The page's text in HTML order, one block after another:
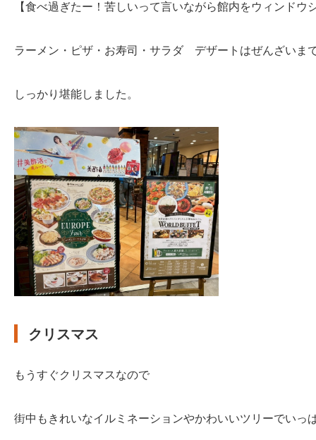
【食べ過ぎたー！苦しいって言いながら館内をウィンド
ラーメン・ピザ・お寿司・サラダ デザートはぜんざいま
しっかり堪能しました。
クリスマス
もうすぐクリスマスなので
街中もきれいなイルミネーションやかわいいツリーでいっ